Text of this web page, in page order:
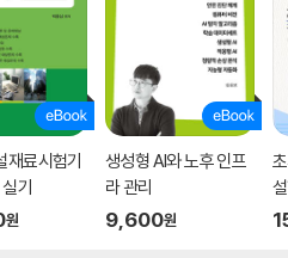
재료시험기
기
원
생성형 AI와 노후 인프
라 관리
9,600원